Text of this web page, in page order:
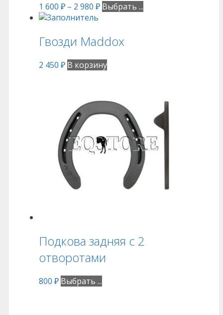
1 600 ₽ – 2 980 ₽ Выбрать ...
Гвозди Maddox
2 450 ₽ В корзину
Подкова задняя с 2
отворотами
800 ₽ Выбрать ...